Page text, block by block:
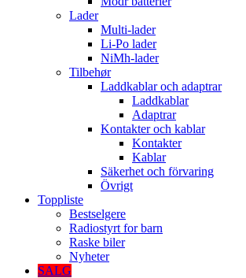
Lader
Multi-lader
Li-Po lader
NiMh-lader
Tilbehør
Laddkablar och adaptrar
Laddkablar
Adaptrar
Kontakter och kablar
Kontakter
Kablar
Säkerhet och förvaring
Övrigt
Toppliste
Bestselgere
Radiostyrt for barn
Raske biler
Nyheter
SALG